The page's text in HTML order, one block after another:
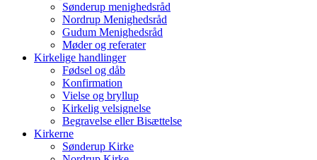
Sønderup menighedsråd
Nordrup Menighedsråd
Gudum Menighedsråd
Møder og referater
Kirkelige handlinger
Fødsel og dåb
Konfirmation
Vielse og bryllup
Kirkelig velsignelse
Begravelse eller Bisættelse
Kirkerne
Sønderup Kirke